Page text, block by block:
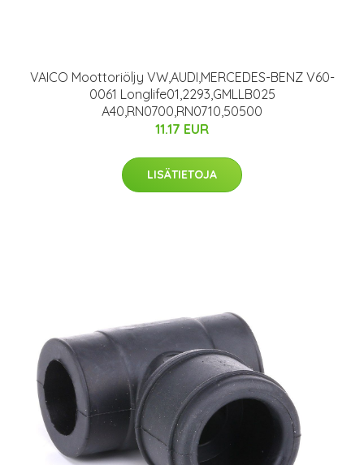
VAICO Moottoriöljy VW,AUDI,MERCEDES-BENZ V60-
0061 Longlife01,2293,GMLLB025
A40,RN0700,RN0710,50500
11.17 EUR
LISÄTIETOJA